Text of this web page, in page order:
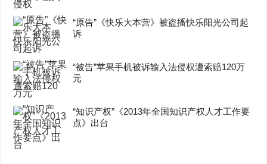
“原告”《快乐大本营》被盗播快乐阳光公司起
诉
“被告”苹果手机被诉输入法侵权遭索赔120万
元
“知识产权”《2013年全国知识产权人才工作要
点》出台